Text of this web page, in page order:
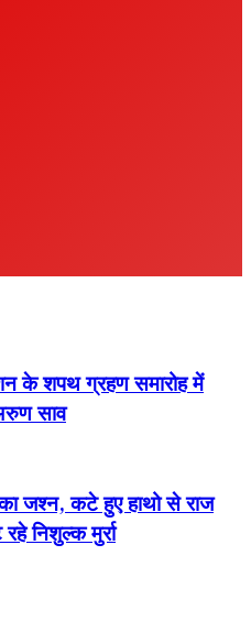
के शपथ ग्रहण समारोह में
साव
जश्न, कटे हुए हाथो से राज
निशुल्क मुर्रा